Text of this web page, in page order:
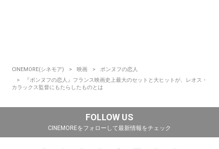
CINEMORE(シネモア) 映画
ポンヌフの恋人
『ポンヌフの恋人』フランス映画史上最大のセットと大ヒットが、レオス・
カラックス監督にもたらしたものとは
FOLLOW US
CINEMOREをフォローして最新情報をチェック